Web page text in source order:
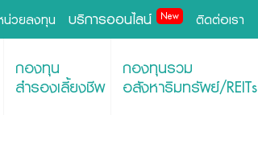
วยลงทุน บริการออนไลน์ New ติดต่อเรา
กองทุน
สำรองเลี้ยงชีพ
กองทุนรวม
อสังหาริมทรัพย์/REITs